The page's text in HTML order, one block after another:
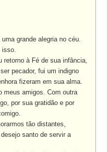
grande alegria no céu.
isso.
à Fé de sua infância,
pecador, fui um indigno
fizeram em sua alma.
amigos. Com outra
por sua gratidão e por
tão distantes,
santo de servir a